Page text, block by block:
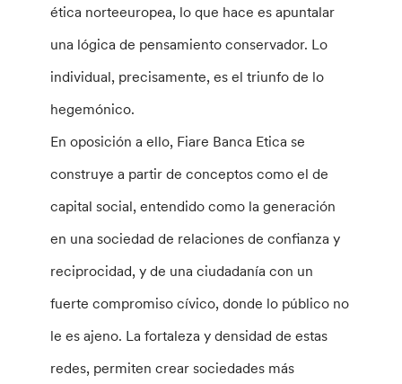
ética norteeuropea, lo que hace es apuntalar
una lógica de pensamiento conservador. Lo
individual, precisamente, es el triunfo de lo
hegemónico.
En oposición a ello, Fiare Banca Etica se
construye a partir de conceptos como el de
capital social, entendido como la generación
en una sociedad de relaciones de confianza y
reciprocidad, y de una ciudadanía con un
fuerte compromiso cívico, donde lo público no
le es ajeno. La fortaleza y densidad de estas
redes, permiten crear sociedades más